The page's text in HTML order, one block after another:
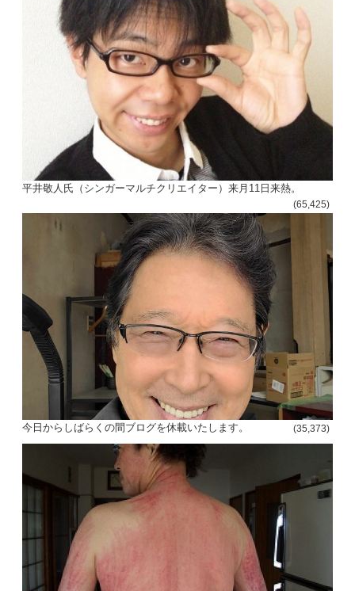
平井敬人氏（シンガーマルチクリエイター）来月11日来熱。
(65,425)
今日からしばらくの間ブログを休載いたします。 (35,373)